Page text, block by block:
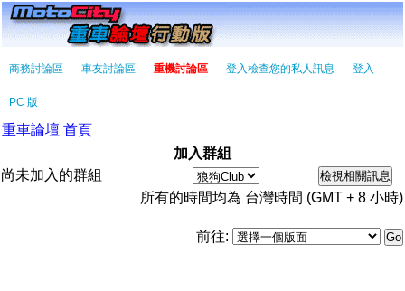
商務討論區 車友討論區 重機討論區 登入檢查您的私人訊息 登入
PC 版
重車論壇 首頁
加入群組
尚未加入的群組
所有的時間均為 台灣時間 (GMT + 8 小時)
前往: